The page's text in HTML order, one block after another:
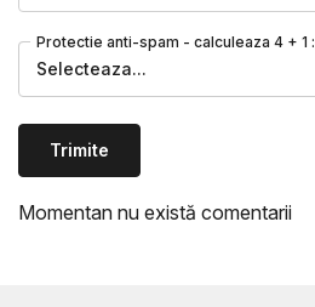
Protectie anti-spam - calculeaza 4 + 1 :
Selecteaza...
Trimite
Momentan nu există comentarii